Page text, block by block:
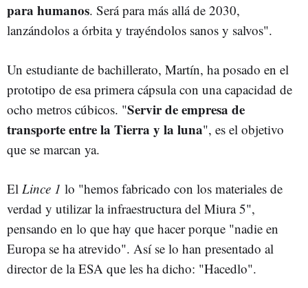
para humanos. Será para más allá de 2030,
lanzándolos a órbita y trayéndolos sanos y salvos".
Un estudiante de bachillerato, Martín, ha posado en el
prototipo de esa primera cápsula con una capacidad de
ocho metros cúbicos. "Servir de empresa de
transporte entre la Tierra y la luna", es el objetivo
que se marcan ya.
El Lince 1 lo "hemos fabricado con los materiales de
verdad y utilizar la infraestructura del Miura 5",
pensando en lo que hay que hacer porque "nadie en
Europa se ha atrevido". Así se lo han presentado al
director de la ESA que les ha dicho: "Hacedlo".